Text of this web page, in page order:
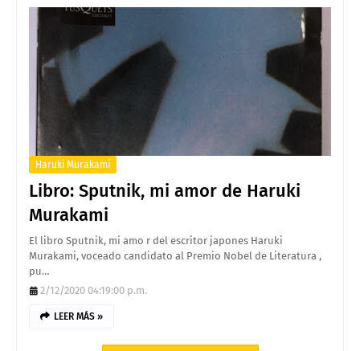
Haruki Murakami
Libro: Sputnik, mi amor de Haruki
Murakami
El libro Sputnik, mi amo r del escritor japones Haruki
Murakami, voceado candidato al Premio Nobel de Literatura ,
pu…
2/12/2020 04:19:00 p.m.
LEER MÁS »